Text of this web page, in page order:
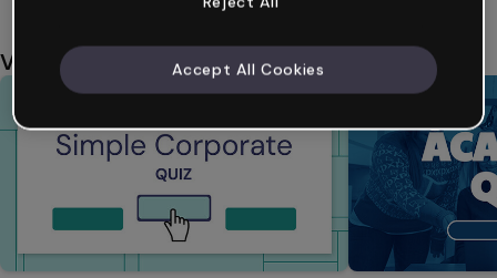
Você também pode gostar
Accept All Cookies